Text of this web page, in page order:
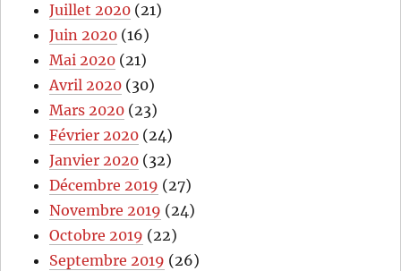
Juillet 2020 (21)
Juin 2020 (16)
Mai 2020 (21)
Avril 2020 (30)
Mars 2020 (23)
Février 2020 (24)
Janvier 2020 (32)
Décembre 2019 (27)
Novembre 2019 (24)
Octobre 2019 (22)
Septembre 2019 (26)